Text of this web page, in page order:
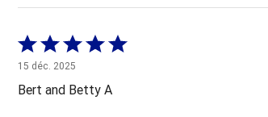
Coté
5 sur
5
15 déc. 2025
Bert and Betty A